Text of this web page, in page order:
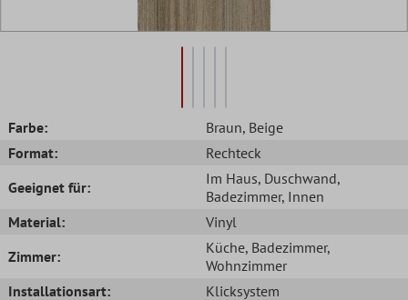
Farbe: Braun, Beige
Format:
Rechteck
Geeignet für:
Im Haus, Duschwand,
Badezimmer, Innen
Material:
Vinyl
Zimmer:
Küche, Badezimmer,
Wohnzimmer
Installationsart:
Klicksystem